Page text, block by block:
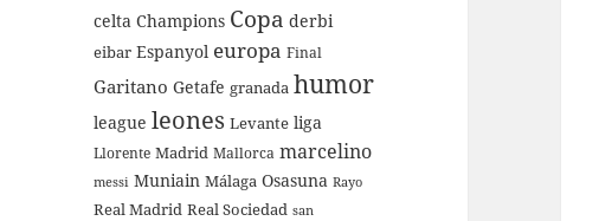
celta Champions Copa derbi
eibar Espanyol europa Final
Garitano Getafe granada humor
league leones Levante liga
Llorente Madrid Mallorca marcelino
messi Muniain Málaga Osasuna Rayo
Real Madrid Real Sociedad san